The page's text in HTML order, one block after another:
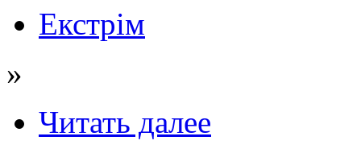
Екстрім
»
Читать далее